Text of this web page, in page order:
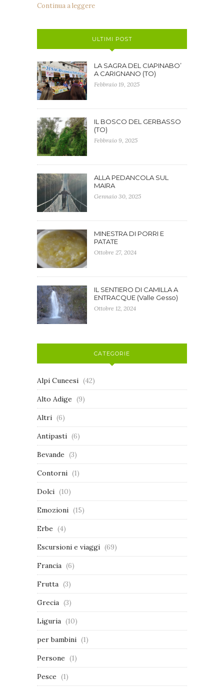
Continua a leggere
ULTIMI POST
LA SAGRA DEL CIAPINABO’
A CARIGNANO (TO)
Febbraio 19, 2025
IL BOSCO DEL GERBASSO
(TO)
Febbraio 9, 2025
ALLA PEDANCOLA SUL
MAIRA
Gennaio 30, 2025
MINESTRA DI PORRI E
PATATE
Ottobre 27, 2024
IL SENTIERO DI CAMILLA A
ENTRACQUE (Valle Gesso)
Ottobre 12, 2024
CATEGORIE
Alpi Cuneesi (42)
Alto Adige (9)
Altri (6)
Antipasti (6)
Bevande (3)
Contorni (1)
Dolci (10)
Emozioni (15)
Erbe (4)
Escursioni e viaggi (69)
Francia (6)
Frutta (3)
Grecia (3)
Liguria (10)
per bambini (1)
Persone (1)
Pesce (1)